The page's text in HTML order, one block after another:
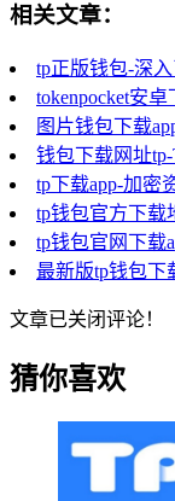
相关文章：
tp正版钱包-深
tokenpocket安
图片钱包下载
钱包下载网址
tp下载app-加密
tp钱包官方下载
tp钱包官网下载
最新版tp钱包下
文章已关闭评论！
猜你喜欢